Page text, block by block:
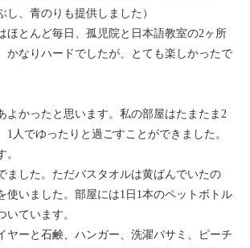
し、青のりも提供しました）
ほとんど毎日、孤児院と日本語教室の2ヶ所
かなりハードでしたが、とても楽しかったで
よかったと思います。私の部屋はたまたま2
1人でゆったりと過ごすことができました。
。
ました。ただバスタオルは黄ばんでいたの
使いました。部屋には1日1本のペットボトル
いています。
ヤーと石鹸、ハンガー、洗濯バサミ、ピーチ